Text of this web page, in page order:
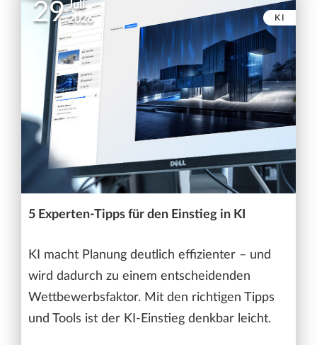
29 Juli
2026
KI
5 Experten-Tipps für den Einstieg in KI
KI macht Planung deutlich effizienter – und
wird dadurch zu einem entscheidenden
Wettbewerbsfaktor. Mit den richtigen Tipps
und Tools ist der KI-Einstieg denkbar leicht.